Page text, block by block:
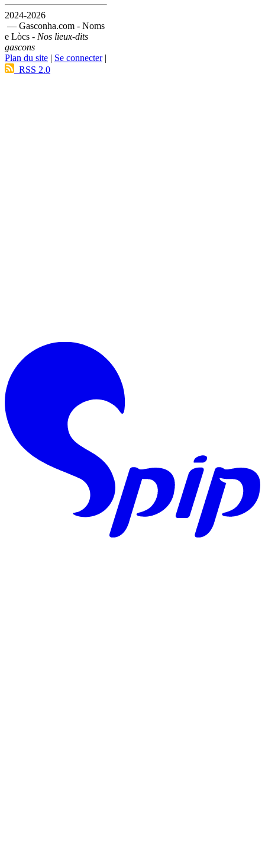
2024-2026
— Gasconha.com - Noms
e Lòcs - Nos lieux-dits
gascons
Plan du site | Se connecter|
RSS 2.0